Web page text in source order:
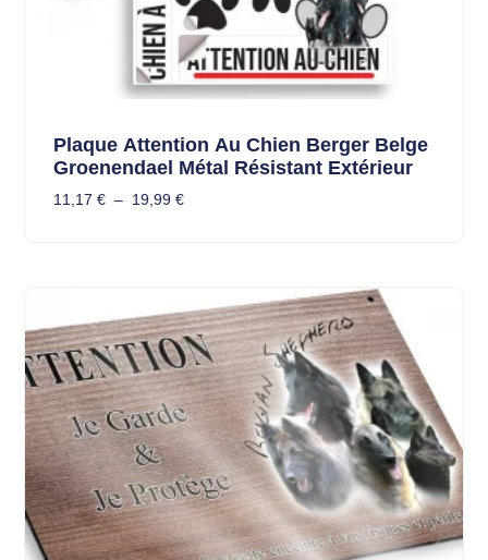
Plaque Attention Au Chien Berger Belge
Groenendael Métal Résistant Extérieur
11,17 € – 19,99 €